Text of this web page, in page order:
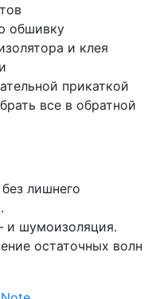
обшивку
и клея
прикаткой
все в обратной
лишнего
и шумоизоляция.
остаточных волн